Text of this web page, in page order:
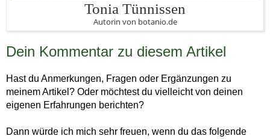
Tonia Tünnissen
Autorin von botanio.de
Dein Kommentar zu diesem Artikel
Hast du Anmerkungen, Fragen oder Ergänzungen zu
meinem Artikel? Oder möchtest du vielleicht von deinen
eigenen Erfahrungen berichten?
Dann würde ich mich sehr freuen, wenn du das folgende